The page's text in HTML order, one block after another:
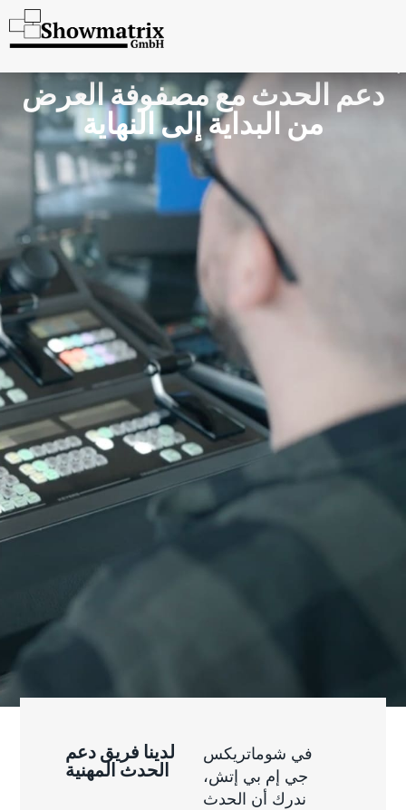
دعم الحدث مع مصفوفة العرض
من البداية إلى النهاية
لدينا فريق دعم
الحدث المهنية
في شوماتريكس
جي إم بي إتش،
ندرك أن الحدث